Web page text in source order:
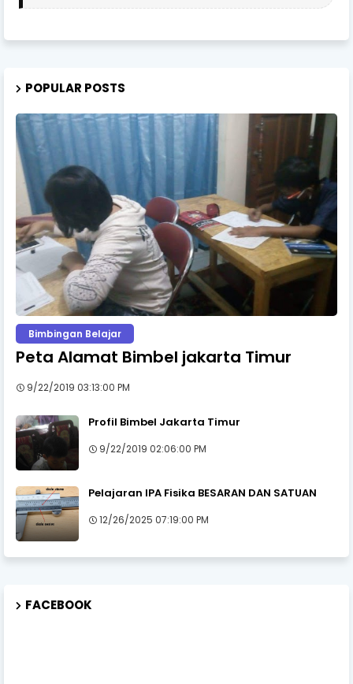
POPULAR POSTS
Bimbingan Belajar
Peta Alamat Bimbel jakarta Timur
9/22/2019 03:13:00 PM
Profil Bimbel Jakarta Timur
9/22/2019 02:06:00 PM
Pelajaran IPA Fisika BESARAN DAN SATUAN
12/26/2025 07:19:00 PM
FACEBOOK